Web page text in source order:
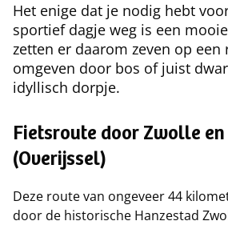
Het enige dat je nodig hebt
sportief dagje weg is een
zetten er daarom zeven op een
omgeven door bos of juist
idyllisch dorpje.
Fietsroute door Zwolle
(Overijssel)
Deze route van ongeveer 44
door de historische Hanzestad